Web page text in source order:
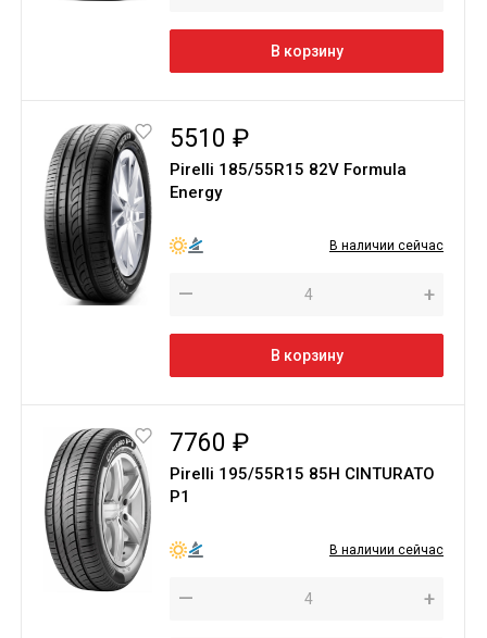
В корзину
5510 ₽
Pirelli 185/55R15 82V Formula
Energy
В наличии сейчас
— +
В корзину
7760 ₽
Pirelli 195/55R15 85H CINTURATO
P1
В наличии сейчас
— +